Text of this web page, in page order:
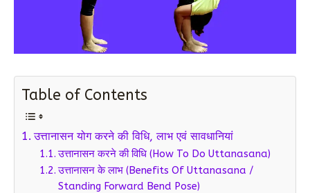
Table of Contents
उत्तानासन योग करने की विधि, लाभ एवं सावधानियां
उत्तानासन करने की विधि (How To Do Uttanasana)
उत्तानासन के लाभ (Benefits Of Uttanasana /
Standing Forward Bend Pose)